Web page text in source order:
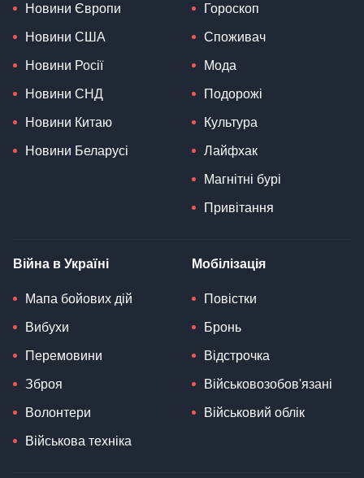
Новини Європи
Новини США
Новини Росії
Новини СНД
Новини Китаю
Новини Беларусі
Гороскоп
Споживач
Мода
Подорожі
Культура
Лайфхак
Магнітні бурі
Привітання
Війна в Україні
Мапа бойових дій
Вибухи
Перемовини
Зброя
Волонтери
Військова техніка
Мобілізація
Повістки
Бронь
Відстрочка
Військовозобов'язані
Військовий облік